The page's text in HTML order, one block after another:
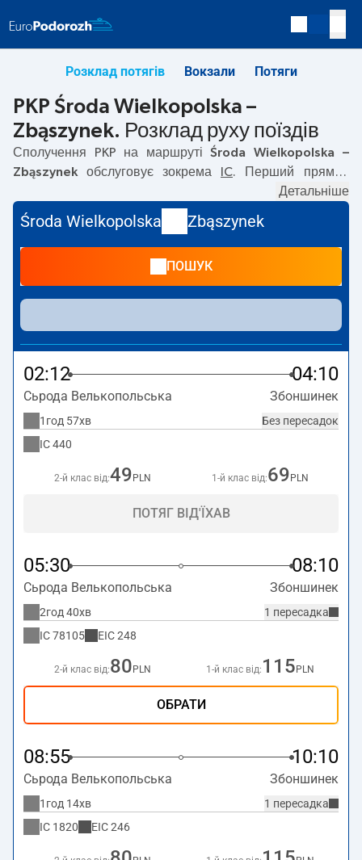
Розклад потягів Вокзали Потяги
PKP Środa Wielkopolska –
Zbąszynek. Розклад руху поїздів
Сполучення PKP на маршруті Środa Wielkopolska –
Zbąszynek обслуговує зокрема IC. Перший прямий
з вокзалу PKP Środa Wielkopolska.
Останній потяг до Zbąszynek вирушає о 18:51.
Найшвидший маршрут пропонує потяг без пересадок
WŁÓKNIARZ
. Подорож цим потягом триває01:14. На
Środa Wielkopolska–
також інші потяги:EIC, TLK— пропонують нижчу ціну
квитка і зазвичай довший час подорожі. Потяг завершує
маршрут на станції Zbąszynek.
Детальніше
Środa Wielkopolska Zbąszynek
ПОШУК
02:12 04:10
Сьрода Велькопольська Збоншинек
Без пересадок
1год 57хв
IC440
2-й клас від:49 PLN 1-й клас від:69 PLN
ПОТЯГ ВІД'ЇХАВ
05:30 08:10
Сьрода Велькопольська Збоншинек
1 пересадка
2год 40хв
IC78105 EIC248
2-й клас від:80 PLN 1-й клас від: 115 PLN
ОБРАТИ
08:55 10:10
Сьрода Велькопольська Збоншинек
1 пересадка
1год 14хв
IC 1820 EIC246